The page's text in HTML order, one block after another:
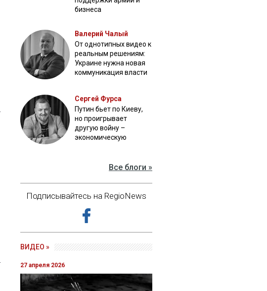
бизнеса
Валерий Чалый
От однотипных видео к
реальным решениям:
Украине нужна новая
коммуникация власти
Сергей Фурса
Путин бьет по Киеву,
но проигрывает
другую войну –
экономическую
Все блоги »
Подписывайтесь на RegioNews
ВИДЕО »
27 апреля 2026